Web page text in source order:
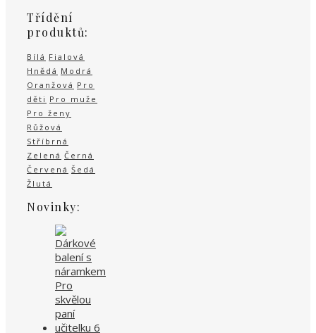
Třídění
produktů:
Bílá Fialová
Hnědá Modrá
Oranžová Pro
děti Pro muže
Pro ženy
Růžová
Stříbrná
Zelená Černá
Červená Šedá
Žlutá
Novinky: